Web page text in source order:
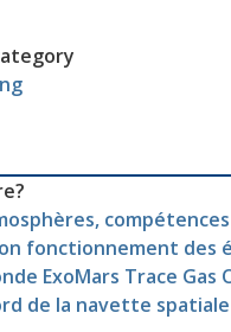
fonctionnement des
ExoMars Trace Gas
de la navette